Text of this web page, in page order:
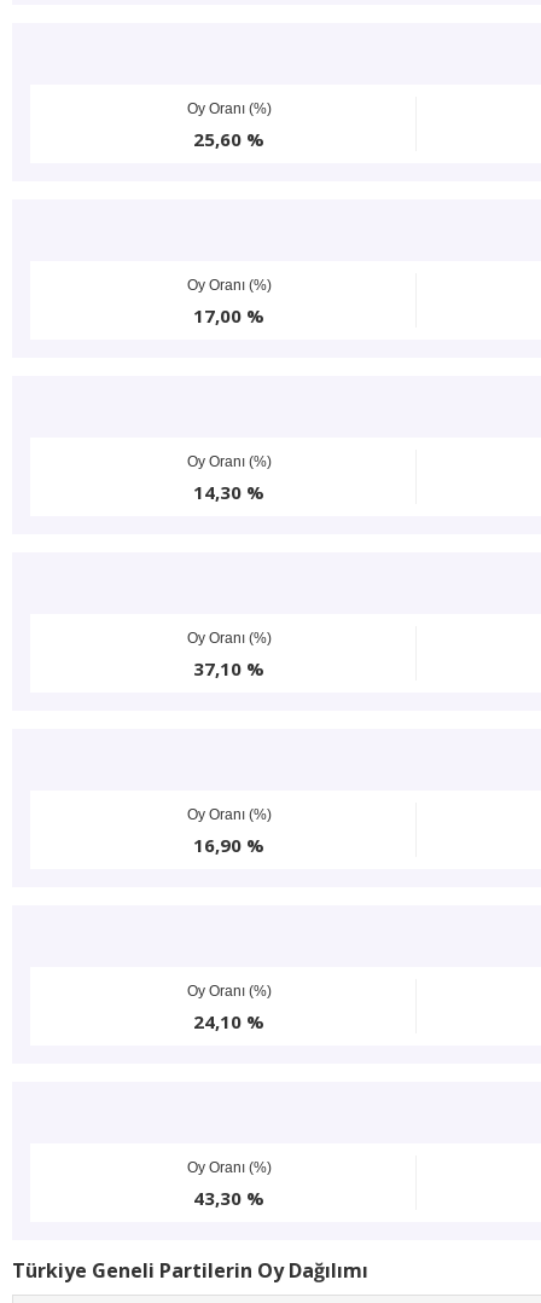
Oy Oranı (%)
25,60 %
Oy Oranı (%)
17,00 %
Oy Oranı (%)
14,30 %
Oy Oranı (%)
37,10 %
Oy Oranı (%)
16,90 %
Oy Oranı (%)
24,10 %
Oy Oranı (%)
43,30 %
Türkiye Geneli Partilerin Oy Dağılımı